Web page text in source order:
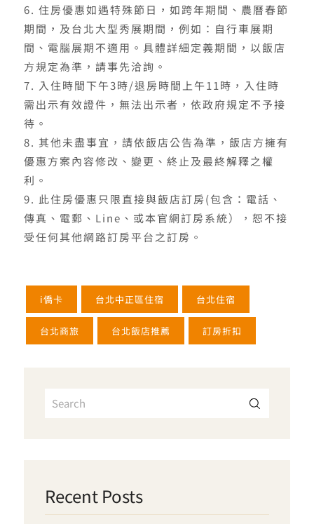
住房優惠如遇特殊節日，如跨年期間、農曆春節
期間，及台北大型秀展期間，例如：自行車展期
間、電腦展期不適用。具體詳細定義期間，以飯店
方規定為準，請事先洽詢。
入住時間下午3時/退房時間上午11時，入住時
需出示有效證件，無法出示者，依政府規定不予接
待。
其他未盡事宜，請依飯店公告為準，飯店方擁有
優惠方案內容修改、變更、終止及最終解釋之權
利。
此住房優惠只限直接與飯店訂房(包含：電話、
傳真、電郵、Line、或本官網訂房系統），恕不接
受任何其他網路訂房平台之訂房。
i僑卡 台北中正區住宿 台北住宿
台北商旅 台北飯店推薦 訂房折扣
Recent Posts